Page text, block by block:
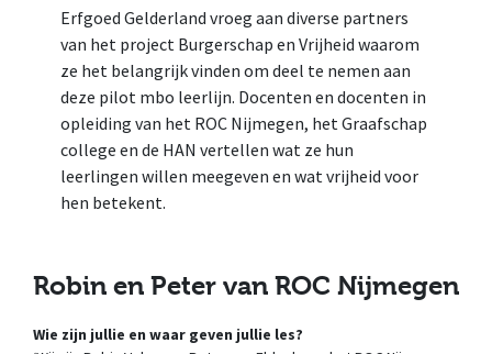
Erfgoed Gelderland vroeg aan diverse partners
van het project Burgerschap en Vrijheid waarom
ze het belangrijk vinden om deel te nemen aan
deze pilot mbo leerlijn. Docenten en docenten in
opleiding van het ROC Nijmegen, het Graafschap
college en de HAN vertellen wat ze hun
leerlingen willen meegeven en wat vrijheid voor
hen betekent.
Robin en Peter van ROC Nijmegen
Wie zijn jullie en waar geven jullie les?